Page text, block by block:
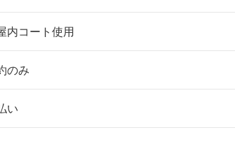
コート使用
のみ
い